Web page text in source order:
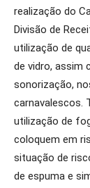
realização do
Divisão de
utilização de
de vidro, assim
sonorização,
carnavalescos.
utilização de
coloquem em
situação de
de espuma e